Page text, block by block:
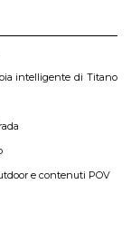
intelligente di Titano
e contenuti POV